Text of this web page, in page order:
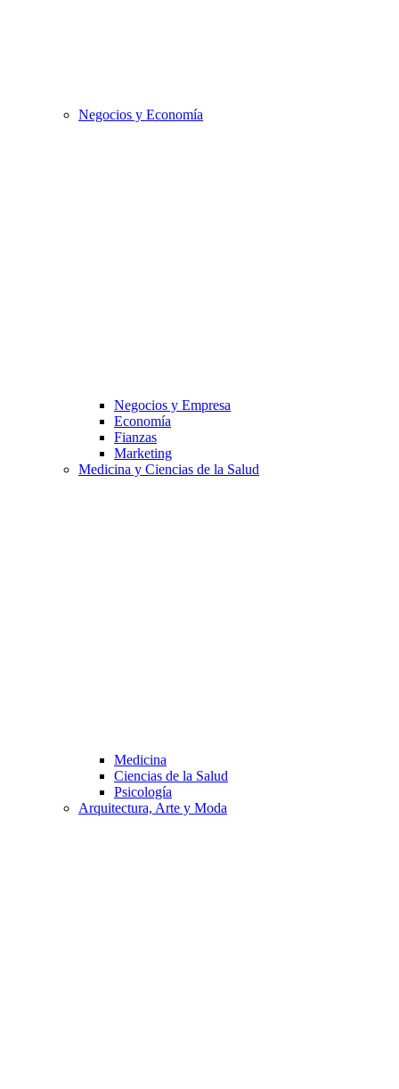
Negocios y Economía
Negocios y Empresa
Economía
Fianzas
Marketing
Medicina y Ciencias de la Salud
Medicina
Ciencias de la Salud
Psicología
Arquitectura, Arte y Moda